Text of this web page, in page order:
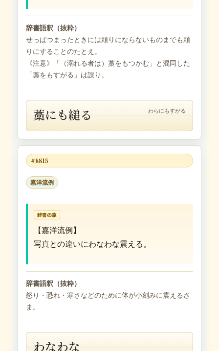
辞書語釈（抜粋）
せっぱつまったときには頼りにならないものまでも頼
りにすることのたとえ。
《注意》「（溺れる者は）藁をもつかむ」と混同した
「藁をもすがる」は誤り。
藁にも縋る わらにもすがる
#8815
嘉洋流例
辞書の旅
【嘉洋流例】
写真との違いにわなわな震える。
辞書語釈（抜粋）
怒り・恐れ・寒さなどのために体が小刻みに震えるさ
ま。
わなわな